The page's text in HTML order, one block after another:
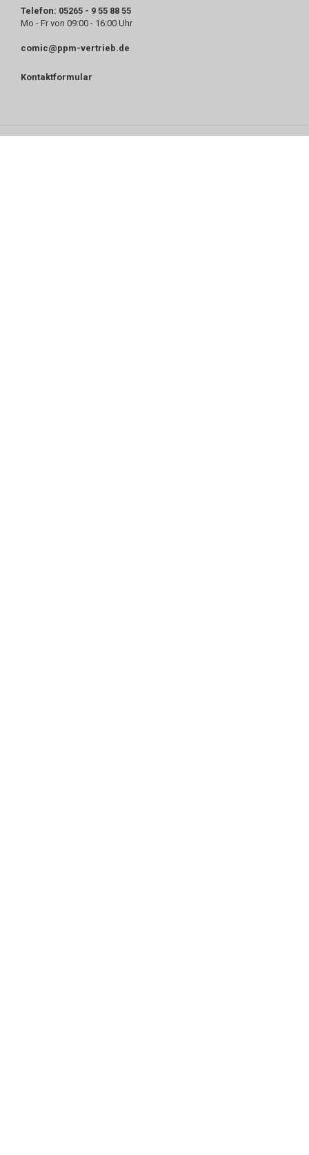
Telefon: 05265 - 9 55 88 55
Mo - Fr von 09:00 - 16:00 Uhr
comic@ppm-vertrieb.de
Kontaktformular